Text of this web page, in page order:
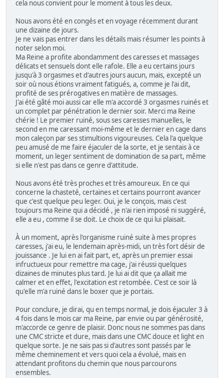
cela nous convient pour le moment à tous les deux.
Nous avons été en congés et en voyage récemment durant
une dizaine de jours.
Je ne vais pas entrer dans les détails mais résumer les points à
noter selon moi.
Ma Reine a profite abondamment des caresses et massages
délicats et sensuels dont elle rafole. Elle a eu certains jours
jusqu'à 3 orgasmes et d'autres jours aucun, mais, excepté un
soir où nous étions vraiment fatigués, a, comme je l'ai dit,
profité de ses prérogatives en matière de massages.
J'ai été gâté moi aussi car elle m'a accordé 3 orgasmes ruinés et
un complet par pénétration le dernier soir. Merci ma Reine
chérie ! Le premier ruiné, sous ses caresses manuelles, le
second en me caressant moi-même et le dernier en cage dans
mon caleçon par ses stimultions vigoureuses. Cela l'a quelque
peu amusé de me faire éjaculer de la sorte, et je sentais à ce
moment, un leger sentiment de domination de sa part, même
si elle n'est pas dans ce genre d'attitude.
Nous avons été très proches et très amoureux. En ce qui
concerne la chasteté, certaines et certains pourront avancer
que c'est quelque peu leger. Oui, je le conçois, mais c'est
toujours ma Reine qui a décidé , je n'ai rien imposé ni suggéré,
elle a eu , comme il se doit. Le choix de ce qui lui plaisait.
À un moment, après l'organisme ruiné suite à mes propres
caresses, j'ai eu, le lendemain après-midi, un très fort désir de
jouissance . Je lui en ai fait part, et, après un premier essai
infructueux pour remettre ma cage, j'ai réussi quelques
dizaines de minutes plus tard. Je lui ai dit que ça allait me
calmer et en effet, l'excitation est retombée. C'est ce soir là
qu'elle m'a ruiné dans le boxer que je portais.
Pour conclure, je dirai, qu en temps normal, je dois éjaculer 3 à
4 fois dans le mois car ma Reine, par envie ou par générosité,
m'accorde ce genre de plaisir. Donc nous ne sommes pas dans
une CMC stricte et dure, mais dans une CMC douce et light en
quelque sorte. Je ne sais pas si d'autres sont passés par le
même cheminement et vers quoi cela a évolué, mais en
attendant profitons du chemin que nous parcourons
ensembles.